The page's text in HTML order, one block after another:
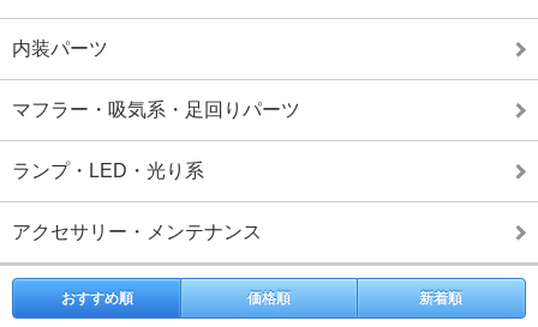
内装パーツ
マフラー・吸気系・足回りパーツ
ランプ・LED・光り系
アクセサリー・メンテナンス
おすすめ順 価格順 新着順